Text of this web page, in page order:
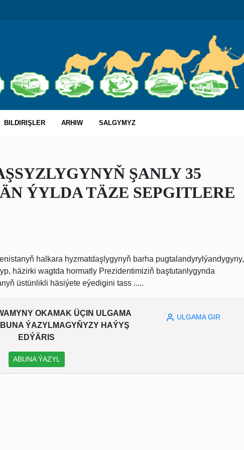
BILDIRIŞLER ARHIW SALGYMYZ
ŞANLY 35
ÝYLDA TÄZE SEPGITLERE
halkara hyzmatdaşlygynyň barha pugtalandyrylýandygyny,
häzirki wagtda hormatly Prezidentimiziň baştutanlygynda
üstünlikli häsiýete eýedigini tass .....
OKAMAK ÜÇIN ULGAMA
ÝAZYLMAGYŇYZY HAÝYŞ
EDÝÄRIS
ABUNA ÝAZYL
ULGAMA GIR